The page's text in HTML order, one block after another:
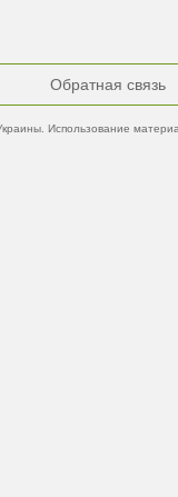
Обратная связь
Использование